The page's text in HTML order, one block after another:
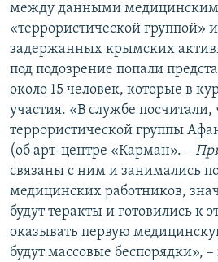
между данными
«террористической группой»
задержанных крымских
под подозрение попали
около 15 человек, которые в
участия. «В службе посчитали,
террористической группы
(об арт-центре «Карман». –
связаны с ним и занимались
медицинских работников,
будут теракты и готовились к
оказывать первую
будут массовые беспорядки»,